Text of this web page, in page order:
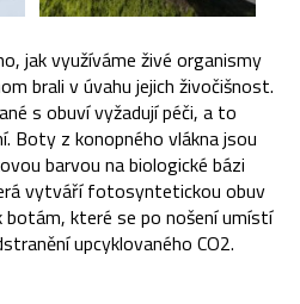
jak využíváme živé organismy
brali v úvahu jejich živočišnost.
s obuví vyžadují péči, a to
Boty z konopného vlákna jsou
barvou na biologické bázi
vytváří fotosyntetickou obuv
botám, které se po nošení umístí
upcyklovaného CO2.